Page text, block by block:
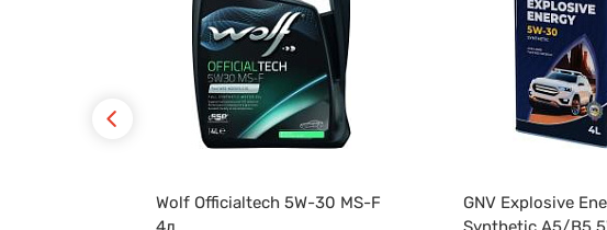
Wolf Officialtech 5W-30 MS-F
GNV Explosive